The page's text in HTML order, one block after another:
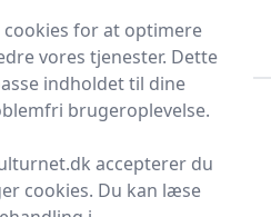
Indretning
for at optimere
vores tjenester. Dette
indholdet til dine
brugeroplevelse.
accepterer du
cookies. Du kan læse